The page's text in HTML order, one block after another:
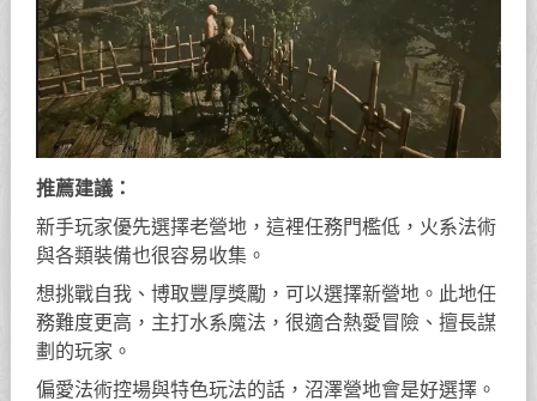
推薦建議：
新手玩家優先選擇老營地，這裡任務門檻低，火系法術
與各類裝備也很容易收集。
想挑戰自我、博取豐厚獎勵，可以選擇新營地。此地任
務難度更高，主打水系魔法，很適合熱愛冒險、擅長謀
劃的玩家。
偏愛法術控場與特色玩法的話，沼澤營地會是好選擇。